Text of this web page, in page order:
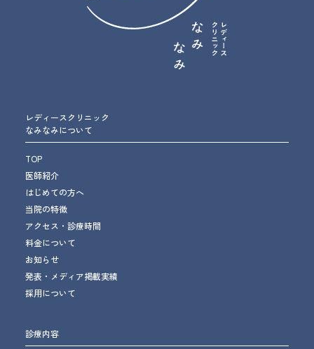
レディースクリニック
なみなみについて
TOP
医師紹介
はじめての方へ
当院の特徴
アクセス・診療時間
料金について
お知らせ
発表・メディア掲載実績
採用について
診療内容